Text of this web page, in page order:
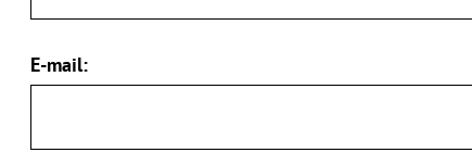
E-mail: